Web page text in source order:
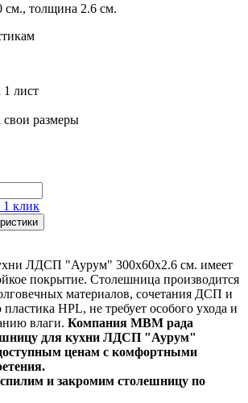
см., толщина 2.6 см.
1 клик
ЛДСП "Аурум" 300x60x2.6 см. имеет
покрытие. Столешница производится
материалов, сочетания ДСП и
HPL, не требует особого ухода и
влаги. Компания МВМ рада
для кухни ЛДСП "Аурум"
ценам с комфортными
и закромим столешницу по